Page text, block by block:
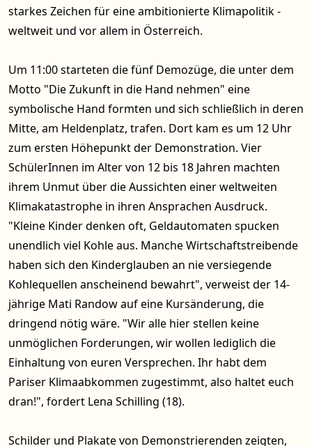
starkes Zeichen für eine ambitionierte Klimapolitik -
weltweit und vor allem in Österreich.
Um 11:00 starteten die fünf Demozüge, die unter dem
Motto "Die Zukunft in die Hand nehmen" eine
symbolische Hand formten und sich schließlich in deren
Mitte, am Heldenplatz, trafen. Dort kam es um 12 Uhr
zum ersten Höhepunkt der Demonstration. Vier
SchülerInnen im Alter von 12 bis 18 Jahren machten
ihrem Unmut über die Aussichten einer weltweiten
Klimakatastrophe in ihren Ansprachen Ausdruck.
"Kleine Kinder denken oft, Geldautomaten spucken
unendlich viel Kohle aus. Manche Wirtschaftstreibende
haben sich den Kinderglauben an nie versiegende
Kohlequellen anscheinend bewahrt", verweist der 14-
jährige Mati Randow auf eine Kursänderung, die
dringend nötig wäre. "Wir alle hier stellen keine
unmöglichen Forderungen, wir wollen lediglich die
Einhaltung von euren Versprechen. Ihr habt dem
Pariser Klimaabkommen zugestimmt, also haltet euch
dran!", fordert Lena Schilling (18).
Schilder und Plakate von Demonstrierenden zeigten,